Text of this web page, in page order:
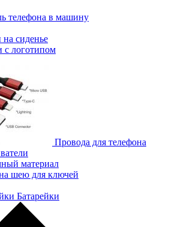
телефона в машину
сиденье
с логотипом
Провода для телефона
материал
шею для ключей
Батарейки